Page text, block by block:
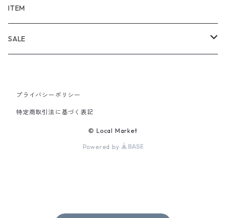
SHORTS
PANTS
ITEM
SALE
PANTS
プライバシーポリシー
特定商取引法に基づく表記
© Local Market
Powered by